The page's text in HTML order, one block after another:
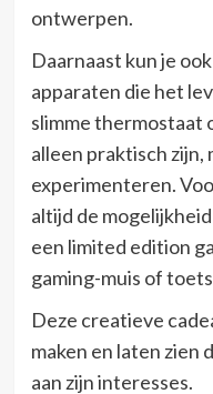
ontwerpen.
Daarnaast kun je
apparaten die het
slimme thermostaat
alleen praktisch zijn,
experimenteren.
altijd de
een limited edition
gaming-muis of
Deze creatieve
maken en laten zien
aan zijn interesses.